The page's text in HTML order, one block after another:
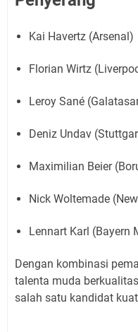
Kai Havertz (Arsenal)
Florian Wirtz
Leroy Sané
Deniz Undav
Maximilian Beier
Nick Woltemade
Lennart Karl (Bayern
Dengan kombinasi
talenta muda
salah satu kandidat